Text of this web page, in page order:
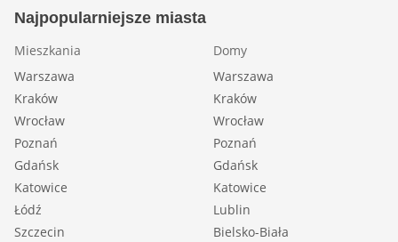
Najpopularniejsze miasta
Mieszkania
Warszawa
Kraków
Wrocław
Poznań
Gdańsk
Katowice
Łódź
Szczecin
Domy
Warszawa
Kraków
Wrocław
Poznań
Gdańsk
Katowice
Lublin
Bielsko-Biała